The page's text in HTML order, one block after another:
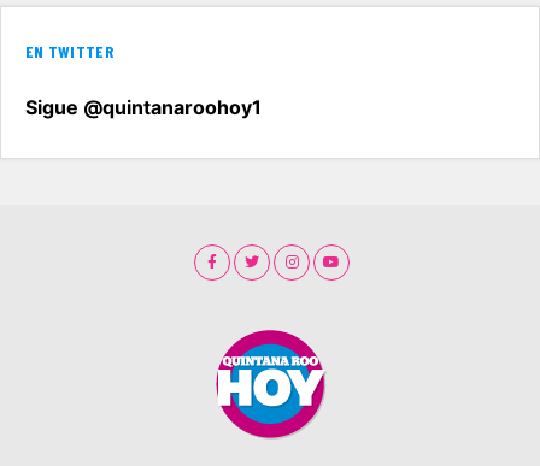
EN TWITTER
Sigue @quintanaroohoy1